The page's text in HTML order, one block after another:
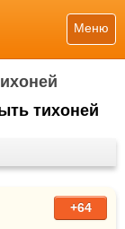
Меню
тихоней
+64